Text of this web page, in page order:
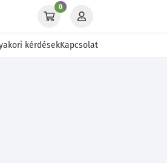
0
kérdésekKapcsolat